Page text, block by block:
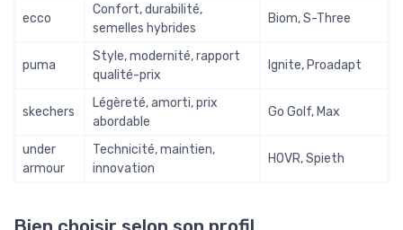
ecco
Confort, durabilité,
semelles hybrides
Biom, S-Three
puma
Style, modernité, rapport
qualité-prix
Ignite, Proadapt
skechers
Légèreté, amorti, prix
abordable
Go Golf, Max
under
armour
Technicité, maintien,
innovation
HOVR, Spieth